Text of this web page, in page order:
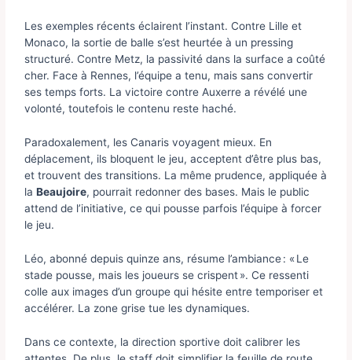
Les exemples récents éclairent l’instant. Contre Lille et
Monaco, la sortie de balle s’est heurtée à un pressing
structuré. Contre Metz, la passivité dans la surface a coûté
cher. Face à Rennes, l’équipe a tenu, mais sans convertir
ses temps forts. La victoire contre Auxerre a révélé une
volonté, toutefois le contenu reste haché.
Paradoxalement, les Canaris voyagent mieux. En
déplacement, ils bloquent le jeu, acceptent d’être plus bas,
et trouvent des transitions. La même prudence, appliquée à
laBeaujoire, pourrait redonner des bases. Mais le public
attend de l’initiative, ce qui pousse parfois l’équipe à forcer
le jeu.
Léo, abonné depuis quinze ans, résume l’ambiance : « Le
stade pousse, mais les joueurs se crispent ». Ce ressenti
colle aux images d’un groupe qui hésite entre temporiser et
accélérer. La zone grise tue les dynamiques.
Dans ce contexte, la direction sportive doit calibrer les